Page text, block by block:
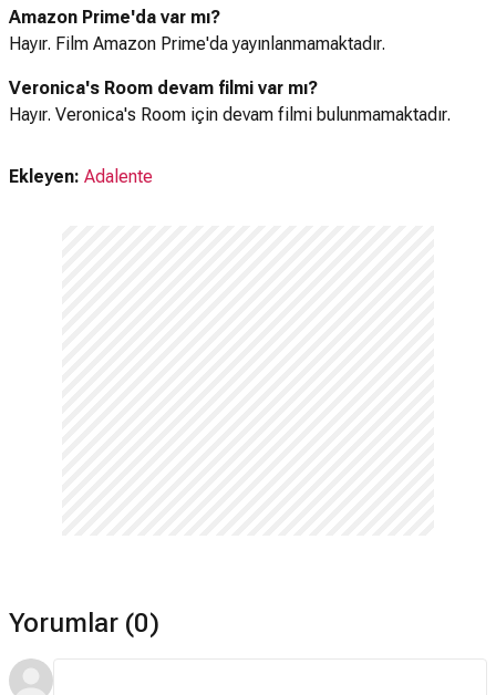
Amazon Prime'da var mı?
Hayır. Film Amazon Prime'da yayınlanmamaktadır.
Veronica's Room devam filmi var mı?
Hayır. Veronica's Room için devam filmi bulunmamaktadır.
Ekleyen: Adalente
Yorumlar (0)